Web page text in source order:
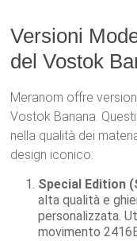
Versioni
del Vostok
Meranom offre
Vostok Banana.
nella qualità dei
design iconico:
Special Edition
alta qualità e
personalizzata.
movimento